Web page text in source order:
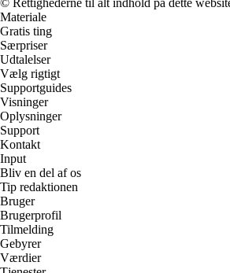
Materiale
Gratis ting
Særpriser
Udtalelser
Vælg rigtigt
Supportguides
Visninger
Oplysninger
Support
Kontakt
Input
Bliv en del af os
Tip redaktionen
Bruger
Brugerprofil
Tilmelding
Gebyrer
Værdier